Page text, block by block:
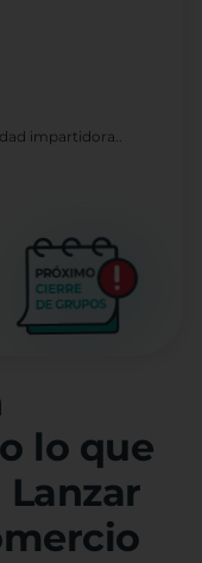
lo que
Lanzar
impartidora..